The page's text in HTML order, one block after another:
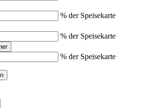
% der Speisekarte
% der Speisekarte
% der Speisekarte